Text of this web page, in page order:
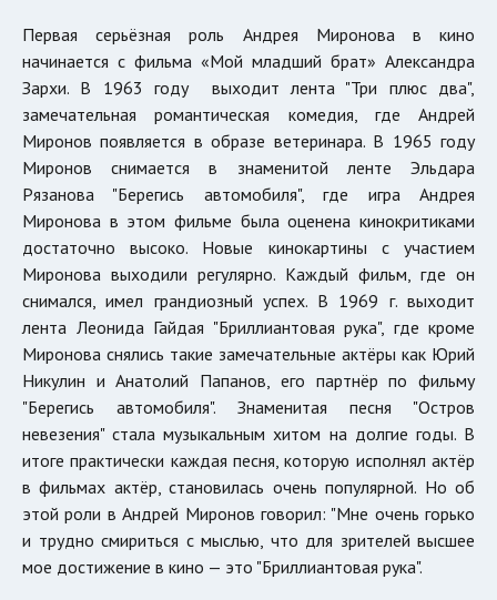
Первая серьёзная роль Андрея Миронова в кино
начинается с фильма «Мой младший брат» Александра
Зархи. В 1963 году выходит лента "Три плюс два",
замечательная романтическая комедия, где Андрей
Миронов появляется в образе ветеринара. В 1965 году
Миронов снимается в знаменитой ленте Эльдара
Рязанова "Берегись автомобиля", где игра Андрея
Миронова в этом фильме была оценена кинокритиками
достаточно высоко. Новые кинокартины с участием
Миронова выходили регулярно. Каждый фильм, где он
снимался, имел грандиозный успех. В 1969 г. выходит
лента Леонида Гайдая "Бриллиантовая рука", где кроме
Миронова снялись такие замечательные актёры как Юрий
Никулин и Анатолий Папанов, его партнёр по фильму
"Берегись автомобиля". Знаменитая песня "Остров
невезения" стала музыкальным хитом на долгие годы. В
итоге практически каждая песня, которую исполнял актёр
в фильмах актёр, становилась очень популярной. Но об
этой роли в Андрей Миронов говорил: "Мне очень горько
и трудно смириться с мыслью, что для зрителей высшее
мое достижение в кино — это "Бриллиантовая рука".